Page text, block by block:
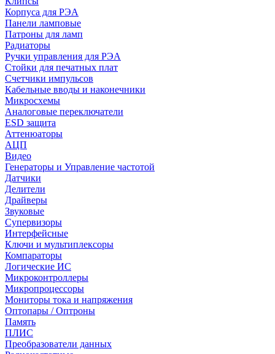
Корпуса для РЭА
Панели ламповые
Патроны для ламп
Радиаторы
Ручки управления для РЭА
Стойки для печатных плат
Счетчики импульсов
Кабельные вводы и наконечники
Микросхемы
Аналоговые переключатели
ESD защита
Аттенюаторы
АЦП
Видео
Генераторы и Управление частотой
Датчики
Делители
Драйверы
Звуковые
Супервизоры
Интерфейсные
Ключи и мультиплексоры
Компараторы
Логические ИС
Микроконтроллеры
Микропроцессоры
Мониторы тока и напряжения
Оптопары / Оптроны
Память
ПЛИС
Преобразователи данных